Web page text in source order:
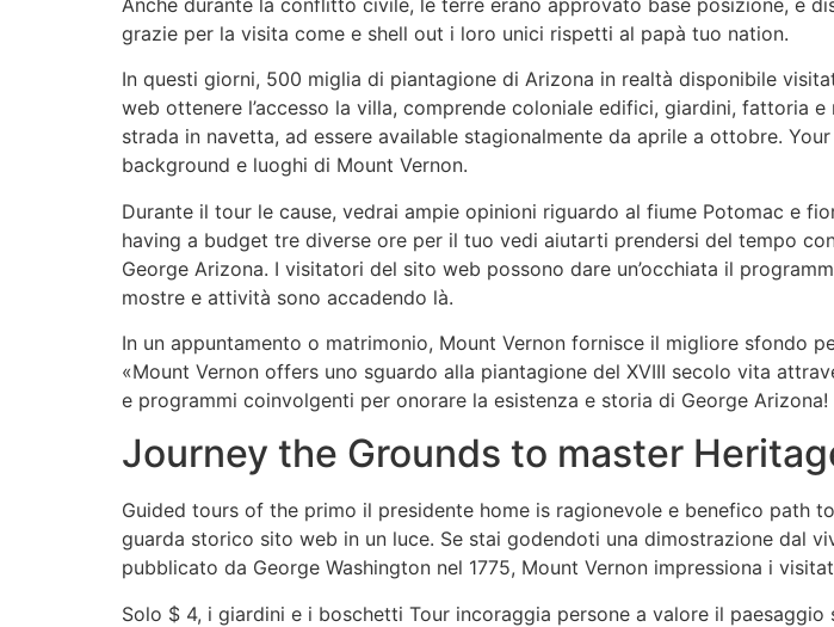
grazie per la visita come e shell out i loro unici rispetti al papà tuo nation.
In questi giorni, 500 miglia di piantagione di Arizona in realtà disponibile
web ottenere l’accesso la villa, comprende coloniale edifici, giardini, fattoria
strada in navetta, ad essere available stagionalmente da aprile a ottobre.
background e luoghi di Mount Vernon.
Durante il tour le cause, vedrai ampie opinioni riguardo al fiume Potomac e
having a budget tre diverse ore per il tuo vedi aiutarti prendersi del tempo
George Arizona. I visitatori del sito web possono dare un’occhiata il
mostre e attività sono accadendo là.
In un appuntamento o matrimonio, Mount Vernon fornisce il migliore sfondo
«Mount Vernon offers uno sguardo alla piantagione del XVIII secolo vita
e programmi coinvolgenti per onorare la esistenza e storia di George Arizona!
Journey the Grounds to master
Guided tours of the primo il presidente home is ragionevole e benefico path
guarda storico sito web in un luce. Se stai godendoti una dimostrazione dal
pubblicato da George Washington nel 1775, Mount Vernon impressiona i
Solo $ 4, i giardini e i boschetti Tour incoraggia persone a valore il